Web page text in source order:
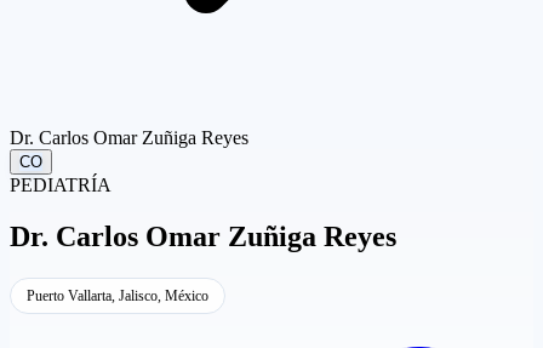
Dr. Carlos Omar Zuñiga Reyes
CO
PEDIATRÍA
Dr. Carlos Omar Zuñiga Reyes
Puerto Vallarta, Jalisco, México